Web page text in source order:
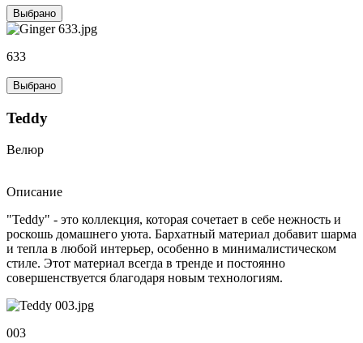
Выбрано
633
Выбрано
Teddy
Велюр
Описание
"Teddy" - это коллекция, которая сочетает в себе нежность и
роскошь домашнего уюта. Бархатный материал добавит шарма
и тепла в любой интерьер, особенно в минималистическом
стиле. Этот материал всегда в тренде и постоянно
совершенствуется благодаря новым технологиям.
003